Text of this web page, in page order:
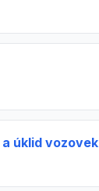
úklid vozovek